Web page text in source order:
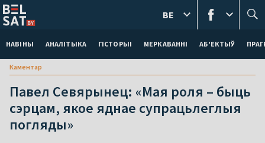
НАВІНЫ АНАЛІТЫКА ГІСТОРЫІ МЕРКАВАННI АБ'ЕКТЫЎ
BE
Каментар
Павел Севярынец: «Мая роля – быць
сэрцам, якое яднае супрацьлеглыя
погляды»